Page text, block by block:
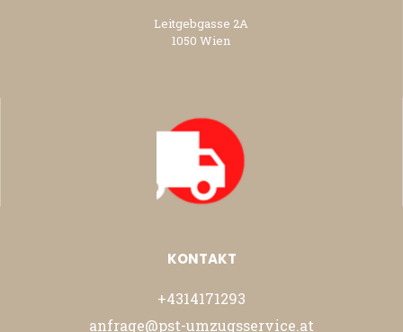
Leitgebgasse 2A
1050 Wien
KONTAKT
+4314171293
anfrage@pst-umzugsservice.at